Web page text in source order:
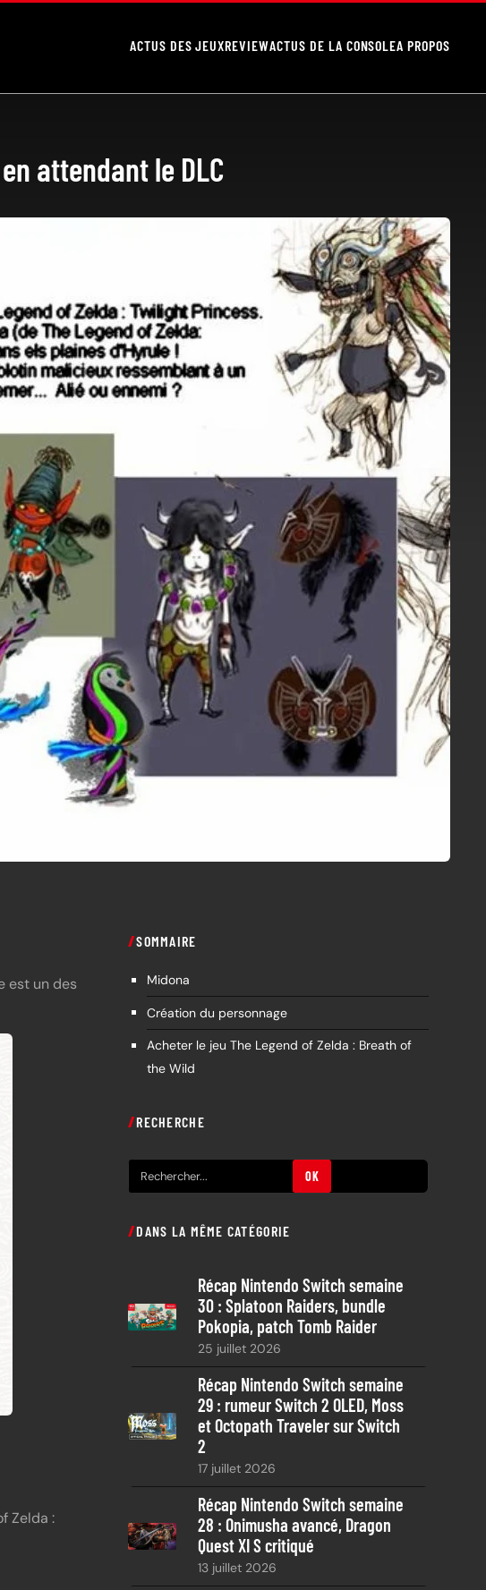
ACTUS DES JEUXREVIEWACTUS DE LA CONSOLEA PROPOS
attendant le DLC
est un des
Zelda :
SOMMAIRE
Midona
Création du personnage
Acheter le jeu The Legend of Zelda : Breath of
the Wild
RECHERCHE
e
h
c
h
OK
DANS LA MÊME CATÉGORIE
Récap Nintendo Switch semaine
30 : Splatoon Raiders, bundle
Pokopia, patch Tomb Raider
25 juillet 2026
Récap Nintendo Switch semaine
29 : rumeur Switch 2 OLED, Moss
et Octopath Traveler sur Switch
2
17 juillet 2026
Récap Nintendo Switch semaine
28 : Onimusha avancé, Dragon
Quest XI S critiqué
13 juillet 2026